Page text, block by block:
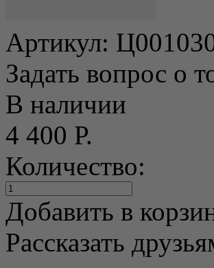
Артикул:
Задать вопрос о
В наличии
4 400 Р.
Количество:
Добавить в
Рассказать